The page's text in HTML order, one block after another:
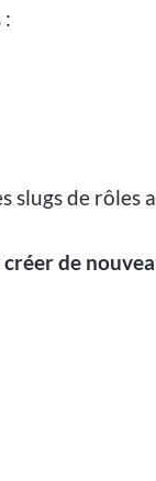
:
slugs de rôles
de